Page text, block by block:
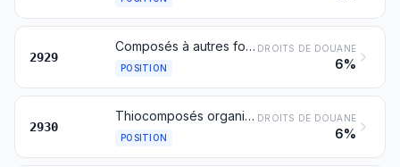
2929
Composés à autres fonctions azotées
POSITION
DROITS DE DOUANE
6%
2930
Thiocomposés organiques
POSITION
DROITS DE DOUANE
6%